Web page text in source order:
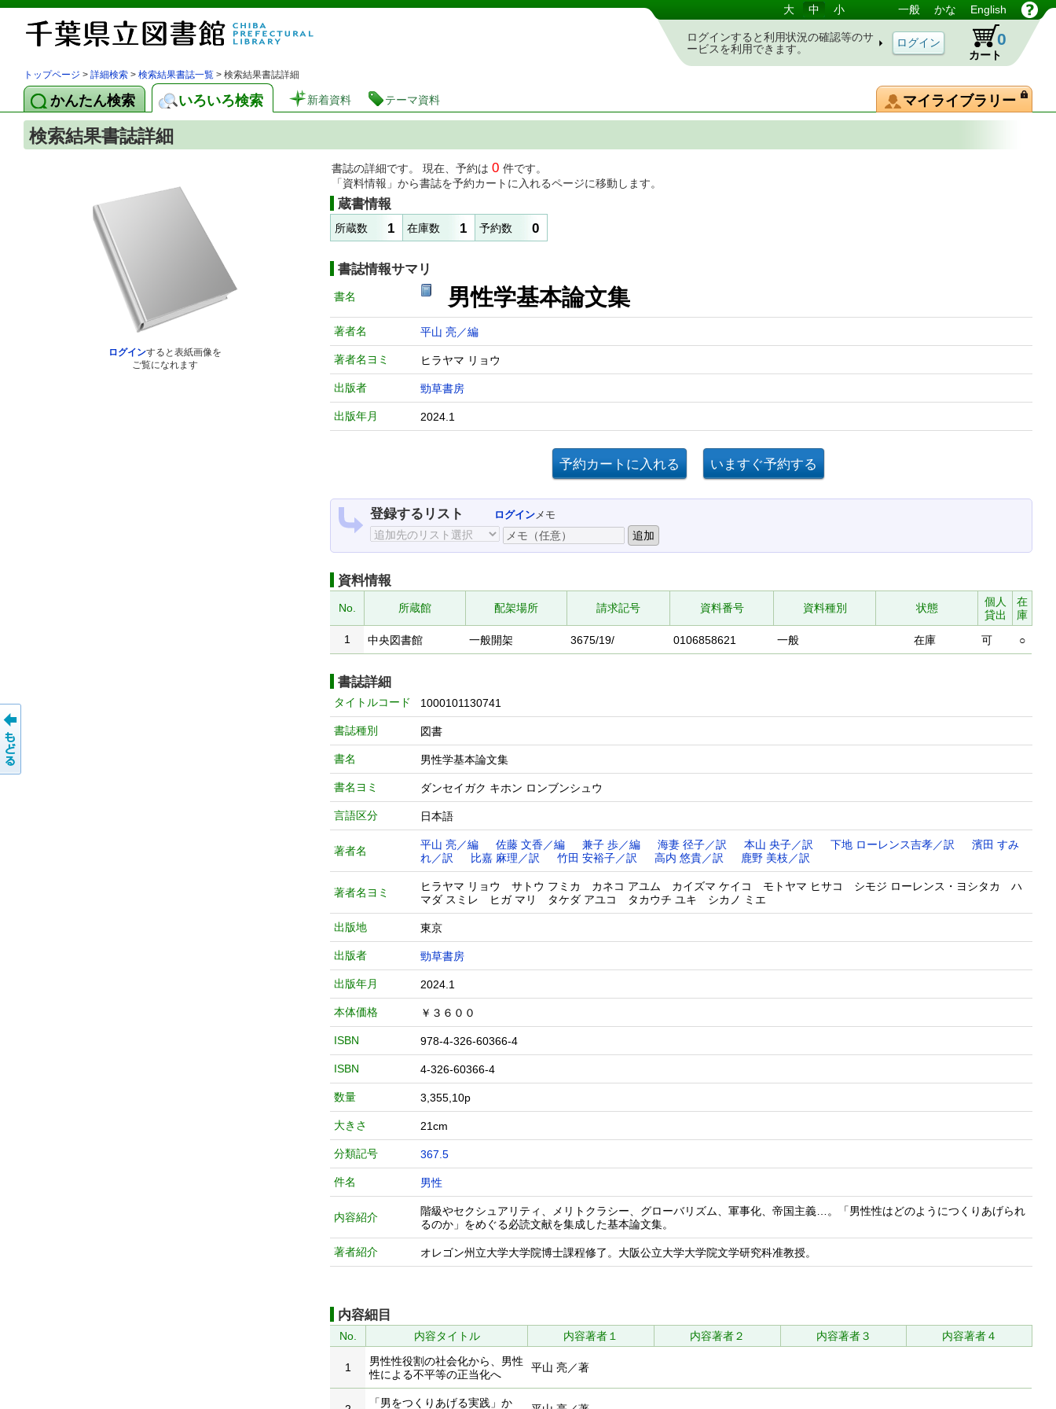
図書館 蔵書検索・予約システム 大 中 小 一般 かな English
ログインすると利用状況の確認等のサ
ービスを利用できます。
カート
0
トップページ > 詳細検索 > 検索結果書誌一覧 > 検索結果書誌詳細
かんたん検索 いろいろ検索 新着資料 テーマ資料 マイライブラリー
検索結果書誌詳細
ログインすると表紙画像を
ご覧になれます
書誌の詳細です。 現在、予約は 0 件です。
「資料情報」から書誌を予約カートに入れるページに移動します。
蔵書情報
所蔵数 1 在庫数 1 予約数 0
書誌情報サマリ
書名 男性学基本論文集
著者名 平山 亮／編
著者名ヨミ ヒラヤマ リョウ
出版者 勁草書房
出版年月 2024.1
登録するリスト ログインメモ
資料情報
No. 所蔵館 配架場所 請求記号 資料番号 資料種別 状態
個人
貸出
在
庫
1
中央図書館 一般開架 3675/19/ 0106858621 一般 在庫 可 ○
書誌詳細
タイトルコード 1000101130741
書誌種別 図書
書名 男性学基本論文集
書名ヨミ ダンセイガク キホン ロンブンシュウ
言語区分 日本語
著者名 平山 亮／編 佐藤 文香／編 兼子 歩／編 海妻 径子／訳 本山 央子／訳 下地 ローレンス吉孝／訳
濱田 すみ
れ／訳
比嘉 麻理／訳 竹田 安裕子／訳 高内 悠貴／訳 鹿野 美枝／訳
著者名ヨミ
ヒラヤマ リョウ サトウ フミカ カネコ アユム カイズマ ケイコ モトヤマ ヒサコ シモジ ローレンス・ヨシタカ ハ
マダ スミレ ヒガ マリ タケダ アユコ タカウチ ユキ シカノ ミエ
出版地 東京
出版者 勁草書房
出版年月 2024.1
本体価格 ￥３６００
ISBN 978-4-326-60366-4
ISBN 4-326-60366-4
数量 3,355,10p
大きさ 21cm
分類記号 367.5
件名 男性
内容紹介
階級やセクシュアリティ、メリトクラシー、グローバリズム、軍事化、帝国主義…。「男性性はどのようにつくりあげられ
るのか」をめぐる必読文献を集成した基本論文集。
著者紹介 オレゴン州立大学大学院博士課程修了。大阪公立大学大学院文学研究科准教授。
内容細目
No. 内容タイトル 内容著者１ 内容著者２ 内容著者３ 内容著者４
1
男性性役割の社会化から、男性
性による不平等の正当化へ
平山 亮／著
「男をつくりあげる実践」か